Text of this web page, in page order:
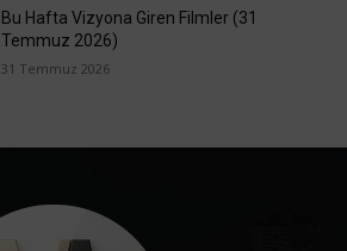
Bu Hafta Vizyona Giren Filmler (31
Temmuz 2026)
31 Temmuz 2026